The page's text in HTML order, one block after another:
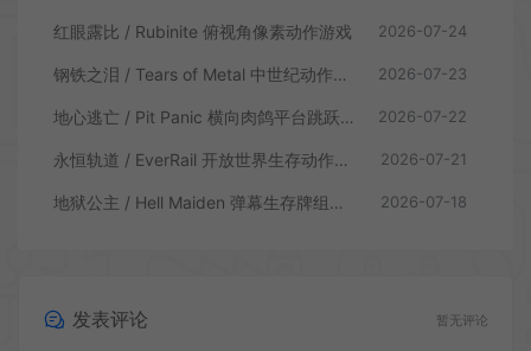
红眼露比 / Rubinite 俯视角像素动作游戏 2026-07-24
钢铁之泪 / Tears of Metal 中世纪动作肉鸽游戏 2026-07-23
地心逃亡 / Pit Panic 横向肉鸽平台跳跃游戏 2026-07-22
永恒轨道 / EverRail 开放世界生存动作游戏 2026-07-21
地狱公主 / Hell Maiden 弹幕生存牌组动作游戏 2026-07-18
发表评论 暂无评论